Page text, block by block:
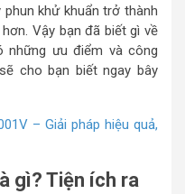
khử khuẩn trở thành
Vậy bạn đã biết gì về
những ưu điểm và công
cho bạn biết ngay bây
– Giải pháp hiệu quả,
gì? Tiện ích ra